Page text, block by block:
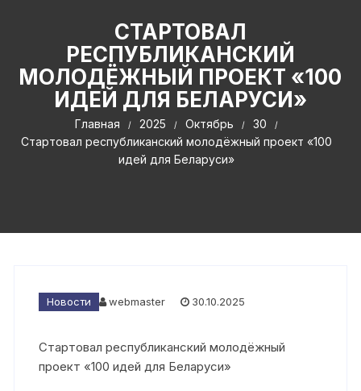
СТАРТОВАЛ
РЕСПУБЛИКАНСКИЙ
МОЛОДЁЖНЫЙ ПРОЕКТ «100
ИДЕЙ ДЛЯ БЕЛАРУСИ»
Главная 2025 Октябрь
30
Стартовал республиканский молодёжный проект «100
идей для Беларуси»
Новости webmaster 30.10.2025
Стартовал республиканский молодёжный
проект «100 идей для Беларуси»